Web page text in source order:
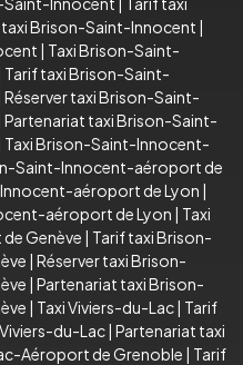
taxi Brison-Saint-Innocent |
| Taxi Brison-Saint-
Tarif taxi Brison-Saint-
Réserver taxi Brison-Saint-
Partenariat taxi Brison-Saint-
Taxi Brison-Saint-Innocent-
Saint-Innocent-aéroport de
aéroport de Lyon |
aéroport de Lyon | Taxi
Genève | Tarif taxi Brison-
| Réserver taxi Brison-
| Partenariat taxi Brison-
| Taxi Viviers-du-Lac| Tarif
du-Lac| Partenariat taxi
Aéroport de Grenoble | Tarif